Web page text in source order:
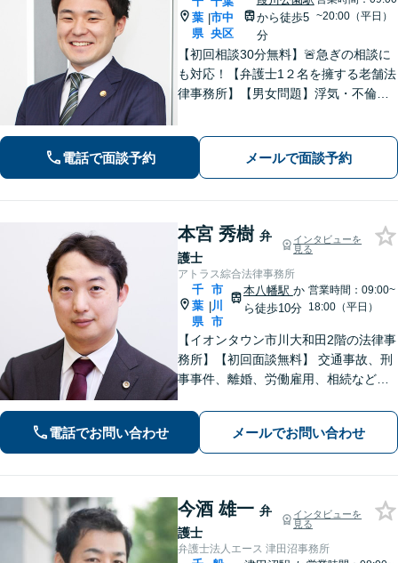
葉
県
|市中
央区
から徒歩5
分
~20:00（平日）
【初回相談30分無料】🚨急ぎの相談に
も対応！【弁護士1２名を擁する老舗法
律事務所】【男女問題】浮気・不倫の
【債権回収】売掛金の回収はお任せ
【葭川公園駅5分／千葉中央駅10分】
電話で面談予約 メールで面談予約
本宮 秀樹 弁
護士
インタビューを
見る
アトラス綜合法律事務所
千
葉
県
|
市
川
市
本八幡駅 か
ら徒歩10分
営業時間：09:00~
18:00（平日）
【イオンタウン市川大和田2階の法律事
務所】【初回面談無料】 交通事故、刑
事事件、離婚、労働雇用、相続などの
経験15年以上】依頼者様に寄り添い、
解決へと導きます【電話相談可】【本
八幡駅9分】
電話でお問い合わせ メールでお問い合わせ
今酒 雄一 弁
護士
インタビューを
見る
弁護士法人エース 津田沼事務所